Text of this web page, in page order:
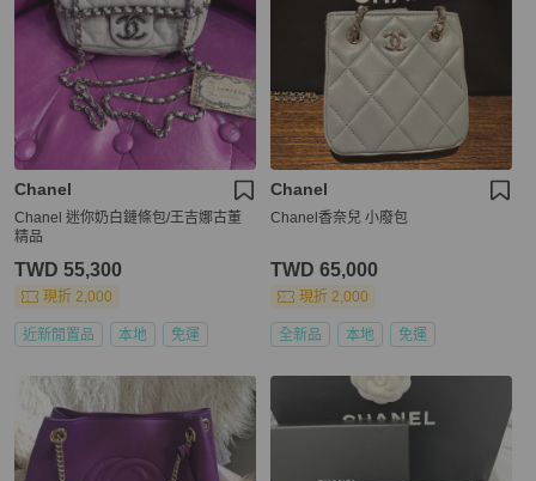
Chanel
Chanel 迷你奶白鏈條包/王吉娜古董
精品
TWD 55,300
現折 2,000
近新閒置品 本地 免運
Chanel
Chanel香奈兒 小廢包
TWD 65,000
現折 2,000
全新品 本地 免運